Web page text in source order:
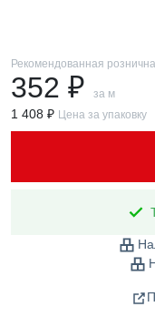
Рекомендованная
352 ₽ за м
1 408 ₽ Цена за упаковку